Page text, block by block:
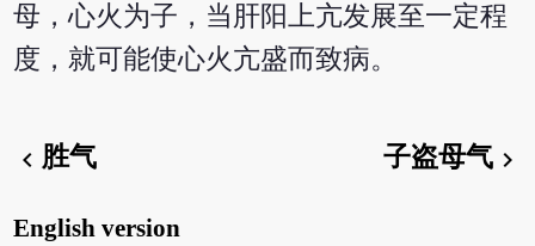
母，心火为子，当肝阳上亢发展至一定程
度，就可能使心火亢盛而致病。
chevron_left胜气 子盗母气chevron_right
English version